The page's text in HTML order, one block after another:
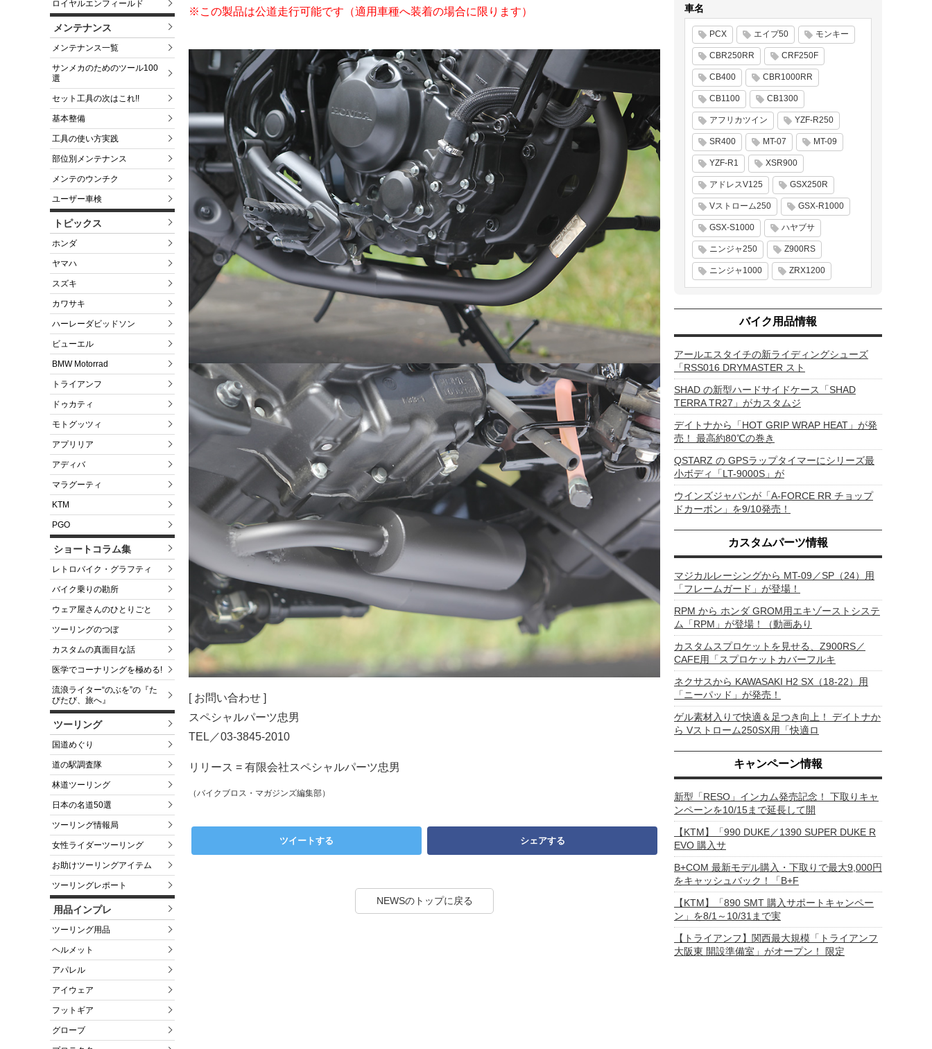
ロイヤルエンフィールド
メンテナンス
メンテナンス一覧
サンメカのためのツール100
選
セット工具の次はこれ!!
基本整備
工具の使い方実践
部位別メンテナンス
メンテのウンチク
ユーザー車検
トピックス
ホンダ
ヤマハ
スズキ
カワサキ
ハーレーダビッドソン
ビューエル
BMW Motorrad
トライアンフ
ドゥカティ
モトグッツィ
アプリリア
アディバ
マラグーティ
KTM
PGO
ショートコラム集
レトロバイク・グラフティ
バイク乗りの勘所
ウェア屋さんのひとりごと
ツーリングのつぼ
カスタムの真面目な話
医学でコーナリングを極める!
流浪ライター“のぶを”の『た
びたび、旅へ』
ツーリング
国道めぐり
道の駅調査隊
林道ツーリング
日本の名道50選
ツーリング情報局
女性ライダーツーリング
お助けツーリングアイテム
ツーリングレポート
用品インプレ
ツーリング用品
ヘルメット
アパレル
アイウェア
フットギア
グローブ
※この製品は公道走行可能です（適用車種へ装着の場合に限ります）
[ お問い合わせ ]
スペシャルパーツ忠男
TEL／03-3845-2010
リリース = 有限会社スペシャルパーツ忠男
（バイクブロス・マガジンズ編集部）
ツイートする シェアする
NEWSのトップに戻る
車名
PCX エイプ50 モンキー
CBR250RR CRF250F
CB400 CBR1000RR
CB1100 CB1300
アフリカツイン YZF-R250
SR400 MT-07 MT-09
YZF-R1 XSR900
アドレスV125 GSX250R
Vストローム250 GSX-R1000
GSX-S1000 ハヤブサ
ニンジャ250 Z900RS
ニンジャ1000 ZRX1200
バイク用品情報
アールエスタイチの新ライディングシューズ
「RSS016 DRYMASTER スト
SHAD の新型ハードサイドケース「SHAD
TERRA TR27」がカスタムジ
デイトナから「HOT GRIP WRAP HEAT」が発
売！ 最高約80℃の巻き
QSTARZ の GPSラップタイマーにシリーズ最
小ボディ「LT-9000S」が
ウインズジャパンが「A-FORCE RR チョップ
ドカーボン」を9/10発売！
カスタムパーツ情報
マジカルレーシングから MT-09／SP（24）用
「フレームガード」が登場！
RPM から ホンダ GROM用エキゾーストシステ
ム「RPM」が登場！（動画あり
カスタムスプロケットを見せる、Z900RS／
CAFE用「スプロケットカバーフルキ
ネクサスから KAWASAKI H2 SX（18-22）用
「ニーパッド」が発売！
ゲル素材入りで快適＆足つき向上！ デイトナか
ら Vストローム250SX用「快適ロ
キャンペーン情報
新型「RESO」インカム発売記念！ 下取りキャ
ンペーンを10/15まで延長して開
【KTM】「990 DUKE／1390 SUPER DUKE R
EVO 購入サ
B+COM 最新モデル購入・下取りで最大9,000円
をキャッシュバック！「B+F
【KTM】「890 SMT 購入サポートキャンペー
ン」を8/1～10/31まで実
【トライアンフ】関西最大規模「トライアンフ
大阪東 開設準備室」がオープン！ 限定